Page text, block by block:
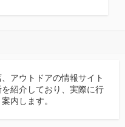
アウトドアの情報サイト
紹介しており、実際に行
内します。